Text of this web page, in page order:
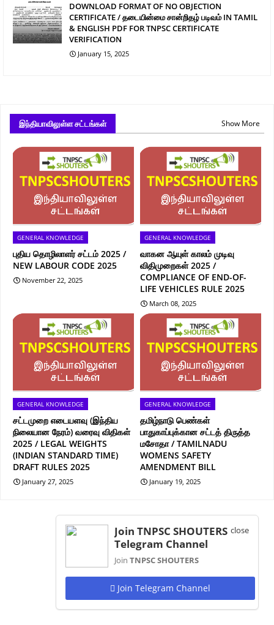
DOWNLOAD FORMAT OF NO OBJECTION
CERTIFICATE / தடையின்மை சான்றிதழ் படிவம் IN TAMIL
& ENGLISH PDF FOR TNPSC CERTIFICATE
VERIFICATION
January 15, 2025
இந்தியாவிலுள்ள சட்டங்கள் Show More
GENERAL KNOWLEDGE
புதிய தொழிலாளர் சட்டம் 2025 /
NEW LABOUR CODE 2025
November 22, 2025
GENERAL KNOWLEDGE
வாகன ஆயுள் காலம் முடிவு
விதிமுறைகள் 2025 /
COMPLIANCE OF END-OF-
LIFE VEHICLES RULE 2025
March 08, 2025
GENERAL KNOWLEDGE
சட்டமுறை எடையளவு (இந்திய
நிலையான நேரம்) வரைவு விதிகள்
2025 / LEGAL WEIGHTS
(INDIAN STANDARD TIME)
DRAFT RULES 2025
January 27, 2025
GENERAL KNOWLEDGE
தமிழ்நாடு பெண்கள்
பாதுகாப்புக்கான சட்டத் திருத்த
மசோதா / TAMILNADU
WOMENS SAFETY
AMENDMENT BILL
January 19, 2025
close
Join TNPSC SHOUTERS
Telegram Channel
Join TNPSC SHOUTERS
Join Telegram Channel